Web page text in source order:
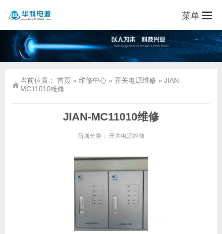
菜单
当前位置： 首页 » 维修中心 » 开关电源维修 » JIAN-
MC11010维修
JIAN-MC11010维修
所属分类： 开关电源维修